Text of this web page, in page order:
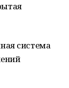
система